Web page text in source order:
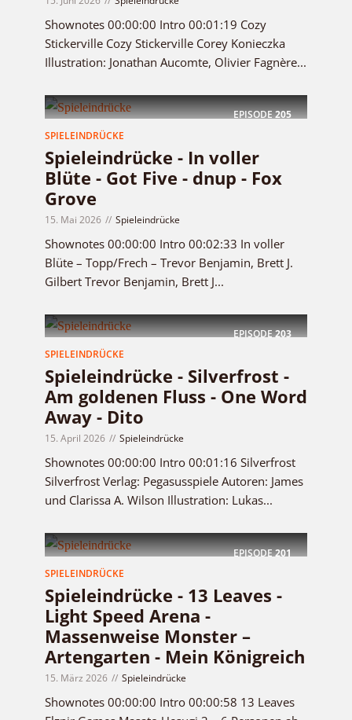
Shownotes 00:00:00 Intro 00:01:19 Cozy
Stickerville Cozy Stickerville Corey Konieczka
Illustration: Jonathan Aucomte, Olivier Fagnère...
EPISODE205
SPIELEINDRÜCKE
Spieleindrücke - In voller
Blüte - Got Five - dnup - Fox
Grove
15. Mai 2026 Spieleindrücke
Shownotes 00:00:00 Intro 00:02:33 In voller
Blüte – Topp/Frech – Trevor Benjamin, Brett J.
Gilbert Trevor Benjamin, Brett J...
EPISODE203
SPIELEINDRÜCKE
Spieleindrücke - Silverfrost -
Am goldenen Fluss - One Word
Away - Dito
15. April 2026 Spieleindrücke
Shownotes 00:00:00 Intro 00:01:16 Silverfrost
Silverfrost Verlag: Pegasusspiele Autoren: James
und Clarissa A. Wilson Illustration: Lukas...
EPISODE201
SPIELEINDRÜCKE
Spieleindrücke - 13 Leaves -
Light Speed Arena -
Massenweise Monster –
Artengarten - Mein Königreich
15. März 2026 Spieleindrücke
Shownotes 00:00:00 Intro 00:00:58 13 Leaves